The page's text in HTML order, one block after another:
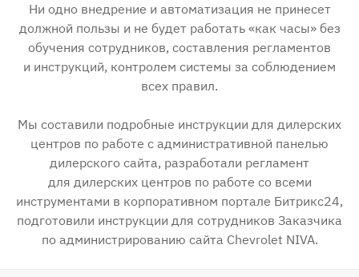
Ни одно внедрение и автоматизация не принесет
должной пользы и не будет работать «как часы» без
обучения сотрудников, составления регламентов
и инструкций, контролем системы за соблюдением
всех правил.
Мы составили подробные инструкции для дилерских
центров по работе с административной панелью
дилерского сайта, разработали регламент
для дилерских центров по работе со всеми
инструментами в корпоративном портале Битрикс24,
подготовили инструкции для сотрудников Заказчика
по администрированию сайта Chevrolet NIVA.